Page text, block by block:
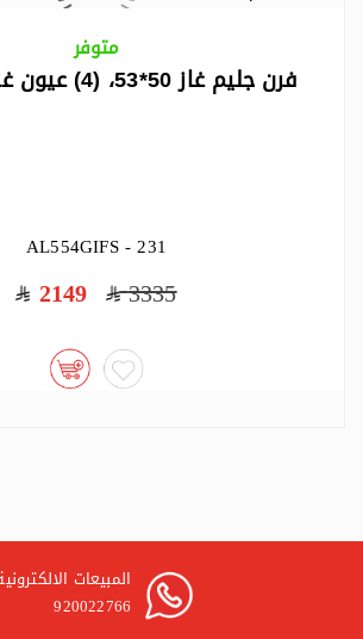
متوفر
فرن جليم غاز 50*53، (4) عيون غاز، أمان تام
AL554GIFS - 231
3335
2149
المبيعات الالكترونية
920022766